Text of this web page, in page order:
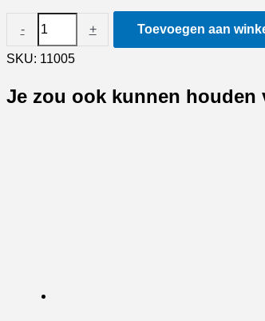
-
Uitvoerflacon
voor
condenstrekker
+ Toevoegen aan
SKU: 11005
Je zou ook kunnen